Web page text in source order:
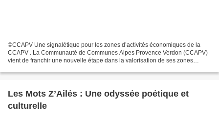
©CCAPV Une signalétique pour les zones d’activités économiques de la
CCAPV . La Communauté de Communes Alpes Provence Verdon (CCAPV)
vient de franchir une nouvelle étape dans la valorisation de ses zones
Les Mots Z’Ailés : Une odyssée poétique et
culturelle